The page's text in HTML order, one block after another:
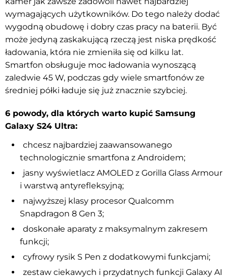
wymagających użytkowników. Do tego należy dodać
wygodną obudowę i dobry czas pracy na baterii. Być
może jedyną zaskakującą rzeczą jest niska prędkość
ładowania, która nie zmieniła się od kilku lat.
Smartfon obsługuje moc ładowania wynoszącą
zaledwie 45 W, podczas gdy wiele smartfonów ze
średniej półki ładuje się już znacznie szybciej.
6 powody, dla których warto kupić Samsung
Galaxy S24 Ultra:
chcesz najbardziej zaawansowanego
technologicznie smartfona z Androidem;
jasny wyświetlacz AMOLED z Gorilla Glass Armour
i warstwą antyrefleksyjną;
najwyższej klasy procesor Qualcomm
Snapdragon 8 Gen 3;
doskonałe aparaty z maksymalnym zakresem
funkcji;
cyfrowy rysik S Pen z dodatkowymi funkcjami;
zestaw ciekawych i przydatnych funkcji Galaxy AI